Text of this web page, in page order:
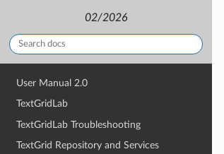
02/2026
User Manual 2.0
TextGridLab
TextGridLab Troubleshooting
TextGrid Repository and Services